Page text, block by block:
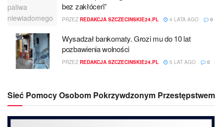
bez zakłóceń”
PRZEZ REDAKCJA SZCZECINSKIE24.PL 4 LATA AGO 0
Wysadzał bankomaty. Grozi mu do 10 lat
pozbawienia wolności
PRZEZ REDAKCJA SZCZECINSKIE24.PL 5 LAT AGO 0
Sieć Pomocy Osobom Pokrzywdzonym Przestępstwem